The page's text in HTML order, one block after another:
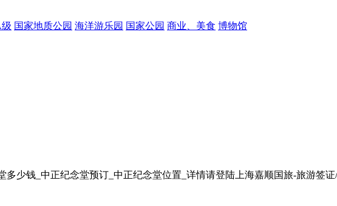
国家地质公园 海洋游乐园 国家公园 商业、美食 博物馆
少钱_中正纪念堂预订_中正纪念堂位置_详情请登陆上海嘉顺国旅-旅游签证